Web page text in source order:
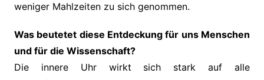
weniger Mahlzeiten zu sich genommen.
Was beutetet diese Entdeckung für uns Menschen
und für die Wissenschaft?
Die innere Uhr wirkt sich stark auf alle